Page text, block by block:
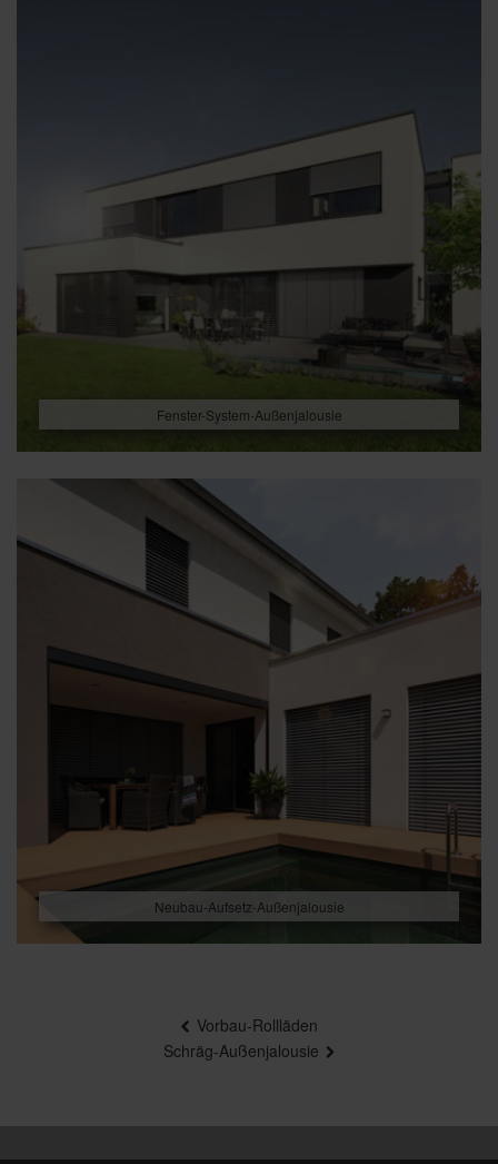
Fenster-System-Außenjalousie
Neubau-Aufsetz-Außenjalousie
Vorbau-Rollläden
Schräg-Außenjalousie